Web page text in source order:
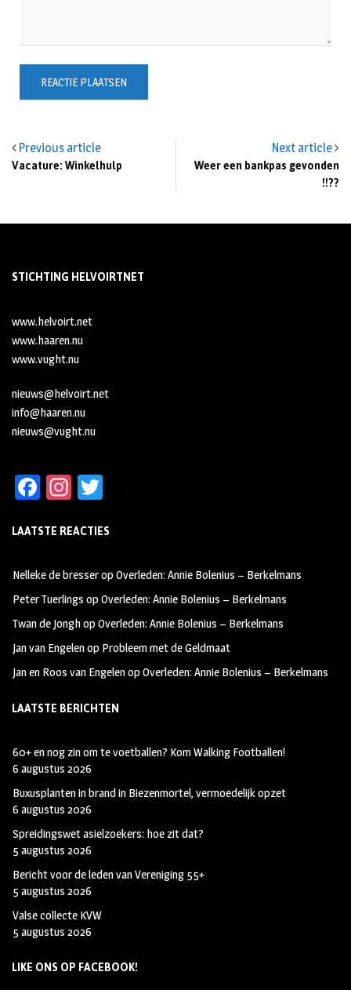
Previous article
Vacature: Winkelhulp
Next article
Weer een bankpas gevonden
!!??
STICHTING HELVOIRTNET
www.helvoirt.net
www.haaren.nu
www.vught.nu
nieuws@helvoirt.net
info@haaren.nu
nieuws@vught.nu
Fa
b
oo
k
In
ag
m
tt
LAATSTE REACTIES
Nelleke de bresseropOverleden: Annie Bolenius – Berkelmans
Peter Tuerlings opOverleden: Annie Bolenius – Berkelmans
Twan de JonghopOverleden: Annie Bolenius – Berkelmans
Jan van Engelenop Probleem met de Geldmaat
Jan en Roos van EngelenopOverleden: Annie Bolenius – Berkelmans
LAATSTE BERICHTEN
60+ en nog zin om te voetballen? Kom Walking Footballen!
6 augustus 2026
Buxusplanten in brand in Biezenmortel, vermoedelijk opzet
6 augustus 2026
Spreidingswet asielzoekers: hoe zit dat?
5 augustus 2026
Bericht voor de leden van Vereniging 55+
5 augustus 2026
Valse collecte KVW
5 augustus 2026
LIKE ONS OP FACEBOOK!